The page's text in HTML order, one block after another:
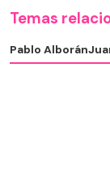
Temas
Pablo Alborán